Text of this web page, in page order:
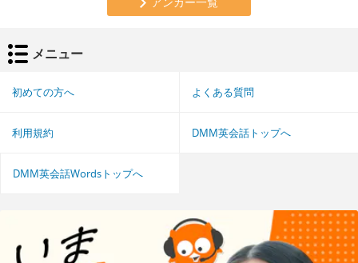
メニュー
初めての方へ よくある質問
利用規約 DMM英会話トップへ
DMM英会話Wordsトップへ